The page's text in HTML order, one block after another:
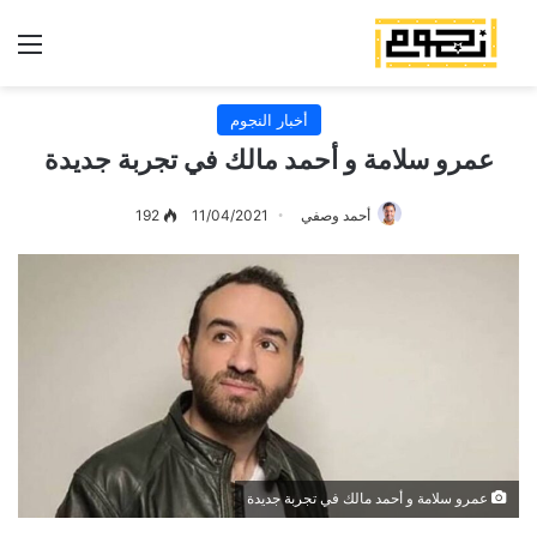
أخبار النجوم
عمرو سلامة و أحمد مالك في تجربة جديدة
أحمد وصفي 11/04/2021
192
عمرو سلامة و أحمد مالك في تجربة جديدة